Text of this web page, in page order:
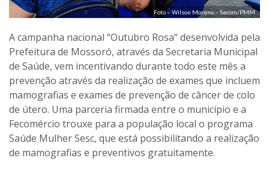
Foto – Wilson Moreno – Secom/PMM
A campanha nacional “Outubro Rosa” desenvolvida pela
Prefeitura de Mossoró, através da Secretaria Municipal
de Saúde, vem incentivando durante todo este mês a
prevenção através da realização de exames que incluem
mamografias e exames de prevenção de câncer de colo
de útero. Uma parceria firmada entre o município e a
Fecomércio trouxe para a população local o programa
Saúde Mulher Sesc, que está possibilitando a realização
de mamografias e preventivos gratuitamente.